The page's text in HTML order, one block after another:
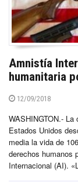
Amnistía
humanitaria
12/09/2018
WASHINGTON.-
Estados Unidos
media la vida de
derechos humanos
Internacional (AI).